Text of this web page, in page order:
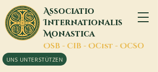
Associatio
Internationalis
Monastica
OSB - CIB - OCist - OCSO
UNS UNTERSTÜTZEN